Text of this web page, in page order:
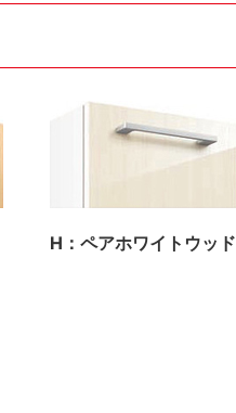
H：ペアホワイトウッド